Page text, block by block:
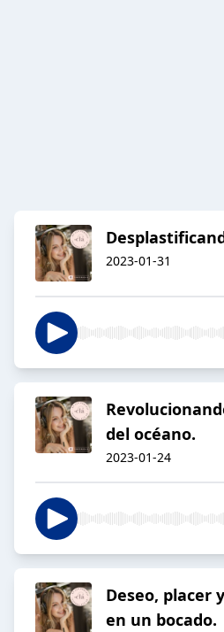
2023-01-31
del océano.
2023-01-24
Deseo, placer
en un bocado.